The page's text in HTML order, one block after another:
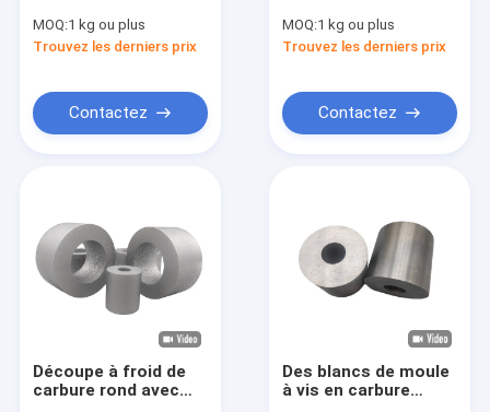
À propos de nous
Visite de l'usine
moulage à froid pour
une durabilité et une
MOQ:1 kg ou plus
Trouvez les derniers prix
Contactez
blanc pour la
température et la
MOQ:1 kg ou plus
Trouvez les derniers prix
Contactez
Découpe à froid de
carbure rond avec
Des blancs de moule
à vis en carbure